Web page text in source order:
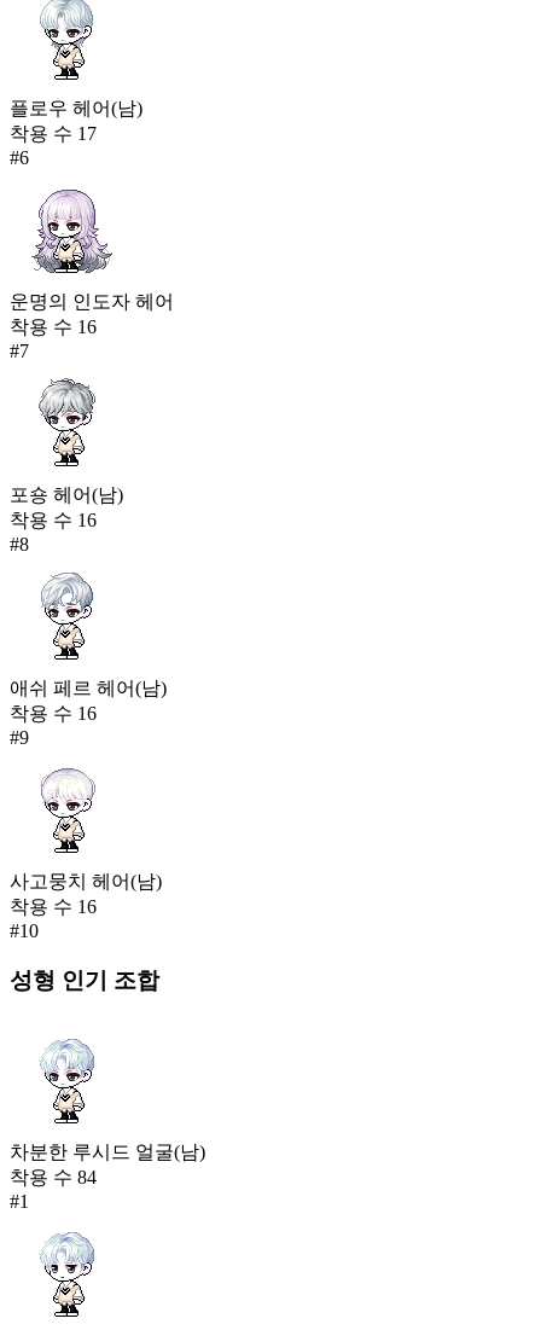
플로우 헤어(남)
착용 수 17
#6
운명의 인도자 헤어
착용 수 16
#7
포숑 헤어(남)
착용 수 16
#8
애쉬 페르 헤어(남)
착용 수 16
#9
사고뭉치 헤어(남)
착용 수 16
#10
성형 인기 조합
차분한 루시드 얼굴(남)
착용 수 84
#1